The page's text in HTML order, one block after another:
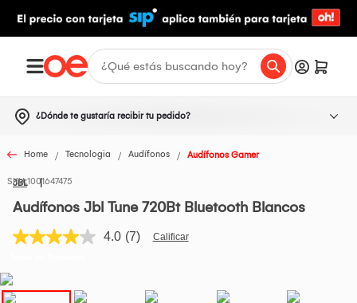
¿Dónde te gustaría recibir tu pedido?
Home Tecnologia Audífonos Audífonos Gamer
JBL1001647475
Audífonos Jbl Tune 720Bt Bluetooth Blancos
4.0 Lea
(7)